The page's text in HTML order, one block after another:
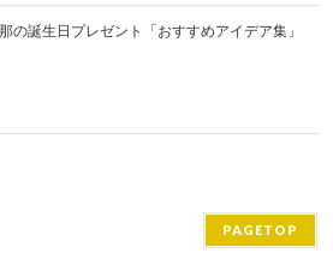
の誕生日プレゼント「おすすめアイデア集」
PAGETOP